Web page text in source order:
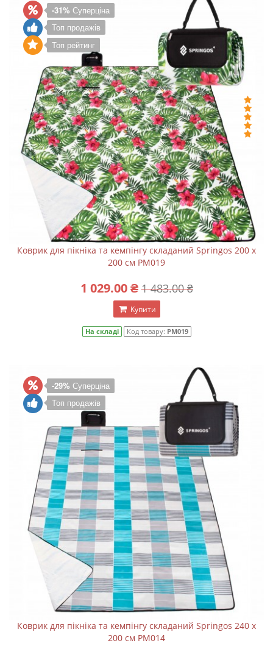
-31% Суперціна
Топ продажів
Топ рейтинг
Коврик для пікніка та кемпінгу складаний Springos 200 x
200 см PM019
1 029.00 ₴ 1 483.00 ₴
Купити
На складі Код товару: PM019
-29% Суперціна
Топ продажів
Коврик для пікніка та кемпінгу складаний Springos 240 x
200 см PM014